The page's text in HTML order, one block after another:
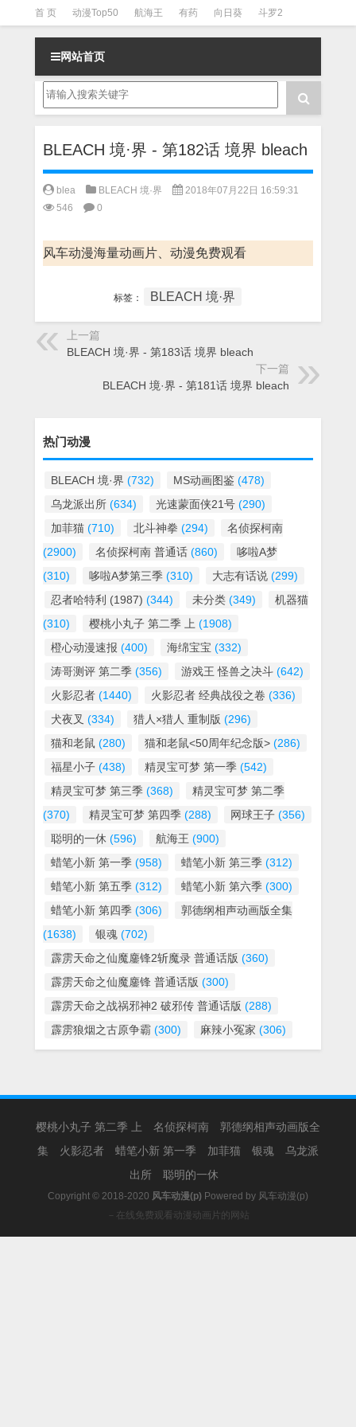
首 页 动漫Top50 航海王 有药 向日葵 斗罗2
斗罗3 火影 一拳超人 柯南 阴阳师 节目清单
网站首页
BLEACH 境·界 - 第182话 境界 bleach
blea BLEACH 境·界
2018年07月22日 16:59:31
546
0
风车动漫海量动画片、动漫免费观看
标签： BLEACH 境·界
上一篇
BLEACH 境·界 - 第183话 境界 bleach
下一篇
BLEACH 境·界 - 第181话 境界 bleach
热门动漫
BLEACH 境·界 (732) MS动画图鉴 (478)
乌龙派出所 (634) 光速蒙面侠21号 (290)
加菲猫 (710) 北斗神拳 (294)
名侦探柯南
(2900)
名侦探柯南 普通话 (860)
哆啦A梦
(310)
哆啦A梦第三季 (310) 大志有话说 (299)
忍者哈特利 (1987) (344) 未分类 (349)
机器猫
(310)
樱桃小丸子 第二季 上 (1908)
橙心动漫速报 (400) 海绵宝宝 (332)
涛哥测评 第二季 (356) 游戏王 怪兽之决斗 (642)
火影忍者 (1440) 火影忍者 经典战役之卷 (336)
犬夜叉 (334) 猎人×猎人 重制版 (296)
猫和老鼠 (280) 猫和老鼠<50周年纪念版> (286)
福星小子 (438) 精灵宝可梦 第一季 (542)
精灵宝可梦 第三季 (368)
精灵宝可梦 第二季
(370)
精灵宝可梦 第四季 (288) 网球王子 (356)
聪明的一休 (596) 航海王 (900)
蜡笔小新 第一季 (958) 蜡笔小新 第三季 (312)
蜡笔小新 第五季 (312) 蜡笔小新 第六季 (300)
蜡笔小新 第四季 (306)
郭德纲相声动画版全集
(1638)
银魂 (702)
霹雳天命之仙魔鏖锋2斩魔录 普通话版 (360)
霹雳天命之仙魔鏖锋 普通话版 (300)
霹雳天命之战祸邪神2 破邪传 普通话版 (288)
霹雳狼烟之古原争霸 (300) 麻辣小冤家 (306)
樱桃小丸子 第二季 上 名侦探柯南
郭德纲相声动画版全
集
火影忍者 蜡笔小新 第一季 加菲猫 银魂
乌龙派
出所
聪明的一休
Copyright © 2018-2020 风车动漫(p) Powered by 风车动漫(p)
－在线免费观看动漫动画片的网站